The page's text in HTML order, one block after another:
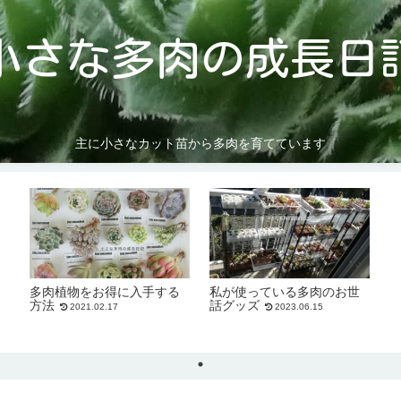
さな多肉の成長日
主に小さなカット苗から多肉を育てています
多肉植物をお得に入手する
方法
2021.02.17
私が使っている多肉のお世
話グッズ
2023.06.15